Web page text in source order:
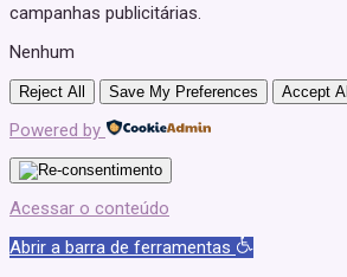
campanhas publicitárias.
Nenhum
Reject All Save My Preferences Accept All
Powered by
Acessar o conteúdo
Abrir a barra de ferramentas